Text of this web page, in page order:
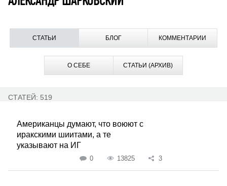
СТАТЬИ БЛОГ КОММЕНТАРИИ
О СЕБЕ СТАТЬИ (АРХИВ)
СТАТЕЙ: 519
Американцы думают, что воюют с
иракскими шиитами, а те
указывают на ИГ
0 13825 3